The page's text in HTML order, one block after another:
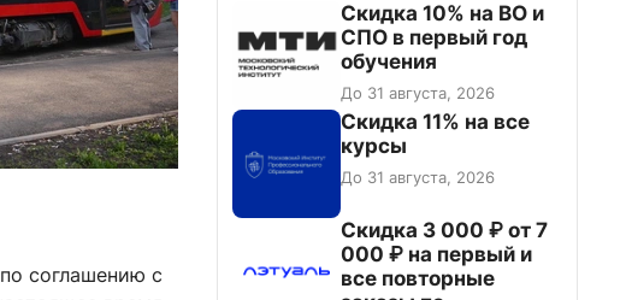
соглашению с
Скидка 10% на ВО и
СПО в первый год
обучения
До 31 августа, 2026
Скидка 11% на все
курсы
До 31 августа, 2026
Скидка 3 000 ₽ от 7
000 ₽ на первый и
все повторные